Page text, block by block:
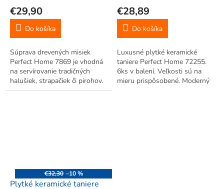
€29,90
Do košíka
Súprava drevených misiek
Perfect Home 7869 je vhodná
na servírovanie tradičných
halušiek, strapačiek či pirohov.
Skvelo doplní každý salaš,
€28,89
Do košíka
Luxusné plytké keramické
taniere Perfect Home 72255.
6ks v balení. Veľkosti sú na
mieru prispôsobené. Moderný
€32,30 –10 %
Plytké keramické taniere